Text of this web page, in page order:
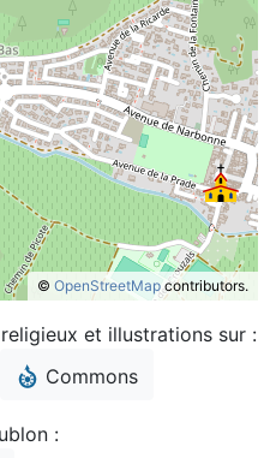
© OpenStreetMapcontributors.
et illustrations sur :
Commons
: